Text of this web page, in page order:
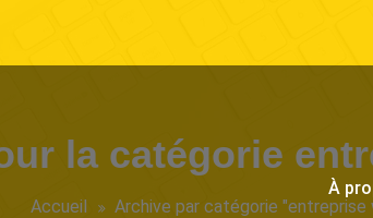
À
la catégorie
Accueil Archive par catégorie "entreprise